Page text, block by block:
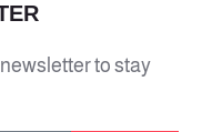
to stay